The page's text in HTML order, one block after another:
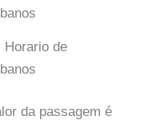
Horario de
da passagem é